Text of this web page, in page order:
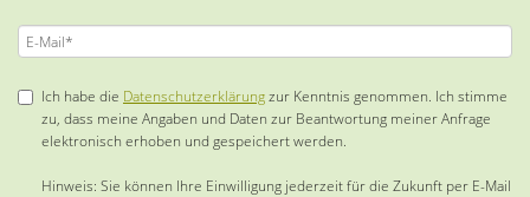
Ich habe die Datenschutzerklärungzur Kenntnis genommen. Ich stimme
zu, dass meine Angaben und Daten zur Beantwortung meiner Anfrage
elektronisch erhoben und gespeichert werden.
Hinweis: Sie können Ihre Einwilligung jederzeit für die Zukunft per E-Mail